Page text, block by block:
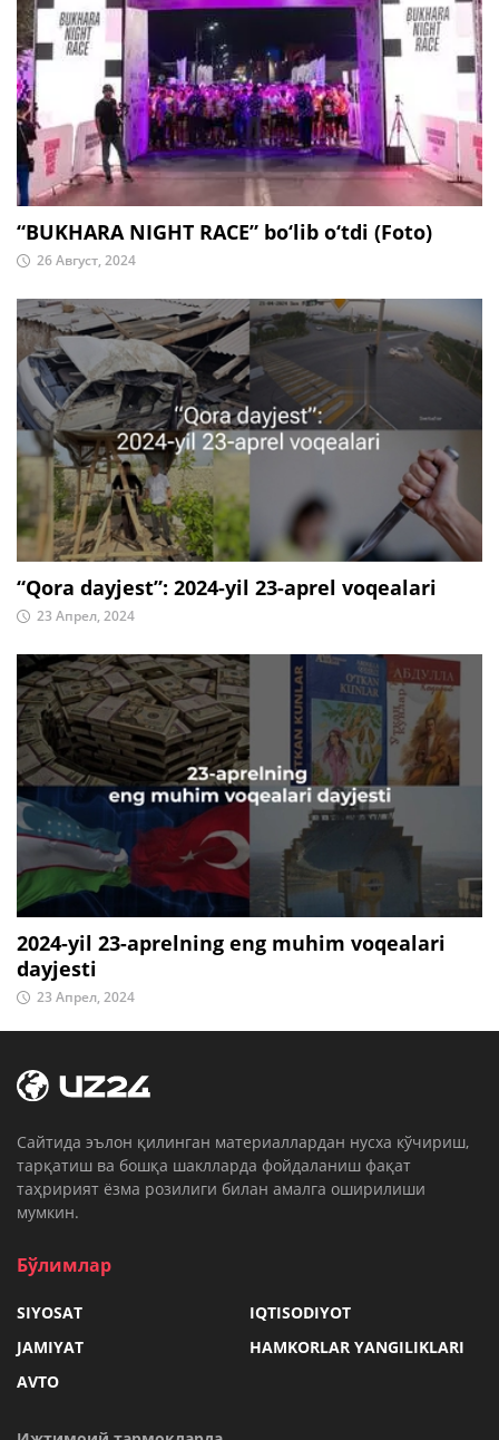
“BUKHARA NIGHT RACE” bo‘lib o‘tdi (Foto)
26 Август, 2024
“Qora dayjest”: 2024-yil 23-aprel voqealari
23 Апрел, 2024
2024-yil 23-aprelning eng muhim voqealari
dayjesti
23 Апрел, 2024
Cайтида эълон қилинган материаллардан нусха кўчириш,
тарқатиш ва бошқа шаклларда фойдаланиш фақат
таҳририят ёзма розилиги билан амалга оширилиши
мумкин.
Бўлимлар
SIYOSAT
IQTISODIYOT
JAMIYAT
HAMKORLAR YANGILIKLARI
AVTO